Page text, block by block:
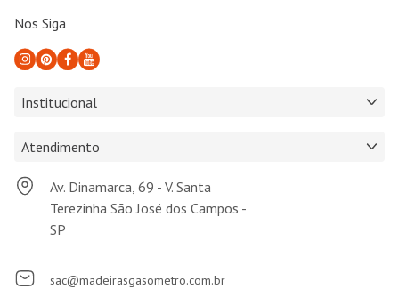
Nos Siga
Institucional
Atendimento
Av. Dinamarca, 69 - V. Santa
Terezinha São José dos Campos -
SP
sac@madeirasgasometro.com.br